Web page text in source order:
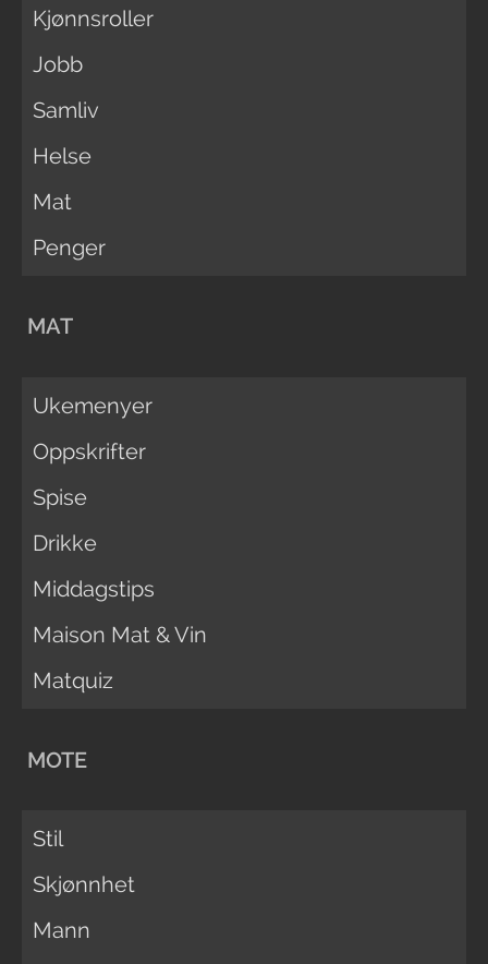
Kjønnsroller
Jobb
Samliv
Helse
Mat
Penger
MAT
Ukemenyer
Oppskrifter
Spise
Drikke
Middagstips
Maison Mat & Vin
Matquiz
MOTE
Stil
Skjønnhet
Mann